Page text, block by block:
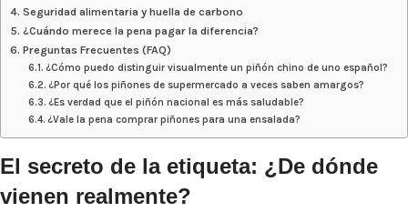
Seguridad alimentaria y huella de carbono
¿Cuándo merece la pena pagar la diferencia?
Preguntas Frecuentes (FAQ)
¿Cómo puedo distinguir visualmente un piñón chino de uno español?
¿Por qué los piñones de supermercado a veces saben amargos?
¿Es verdad que el piñón nacional es más saludable?
¿Vale la pena comprar piñones para una ensalada?
El secreto de la etiqueta: ¿De dónde
vienen realmente?